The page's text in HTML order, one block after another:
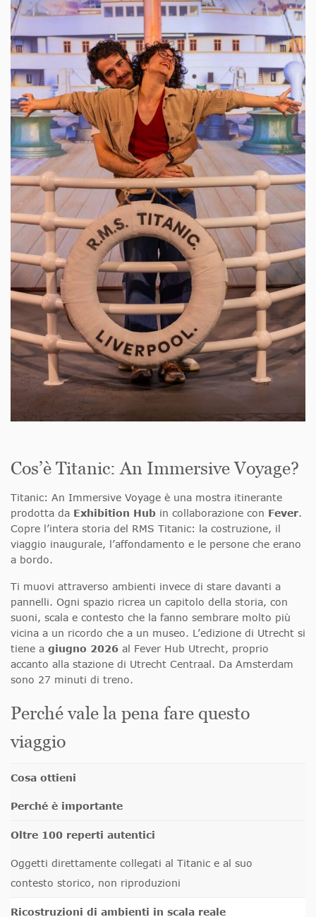
Cos’è Titanic: An Immersive Voyage?
Titanic: An Immersive Voyage è una mostra itinerante
prodotta da Exhibition Hub in collaborazione con Fever.
Copre l’intera storia del RMS Titanic: la costruzione, il
viaggio inaugurale, l’affondamento e le persone che erano
a bordo.
Ti muovi attraverso ambienti invece di stare davanti a
pannelli. Ogni spazio ricrea un capitolo della storia, con
suoni, scala e contesto che la fanno sembrare molto più
vicina a un ricordo che a un museo. L’edizione di Utrecht si
tiene a giugno 2026 al Fever Hub Utrecht, proprio
accanto alla stazione di Utrecht Centraal. Da Amsterdam
sono 27 minuti di treno.
Perché vale la pena fare questo
viaggio
Cosa ottieni
Perché è importante
Oltre 100 reperti autentici
Oggetti direttamente collegati al Titanic e al suo
contesto storico, non riproduzioni
Ricostruzioni di ambienti in scala reale